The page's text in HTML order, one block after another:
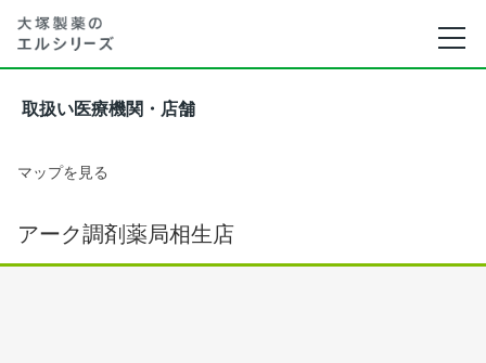
取扱い医療機関・店舗
マップを見る
アーク調剤薬局相生店